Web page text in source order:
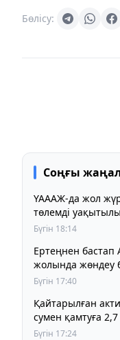
Бөлісу:
Соңғы
ҮАААЖ-да жол
төлемді
құны бұрынғы
Бүгін 18:14
Ертеңнен бастап
жолында жөндеу
Бүгін 17:40
Қайтарылған
сумен қамтуға
Бүгін 17:24